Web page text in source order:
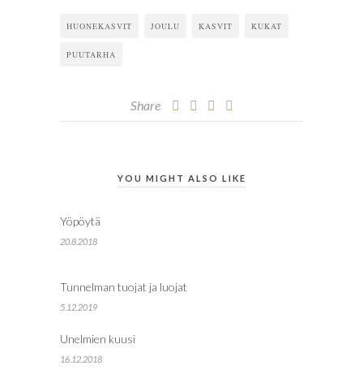
HUONEKASVIT JOULU KASVIT KUKAT
PUUTARHA
Share
YOU MIGHT ALSO LIKE
Yöpöytä
20.8.2018
Tunnelman tuojat ja luojat
5.12.2019
Unelmien kuusi
16.12.2018